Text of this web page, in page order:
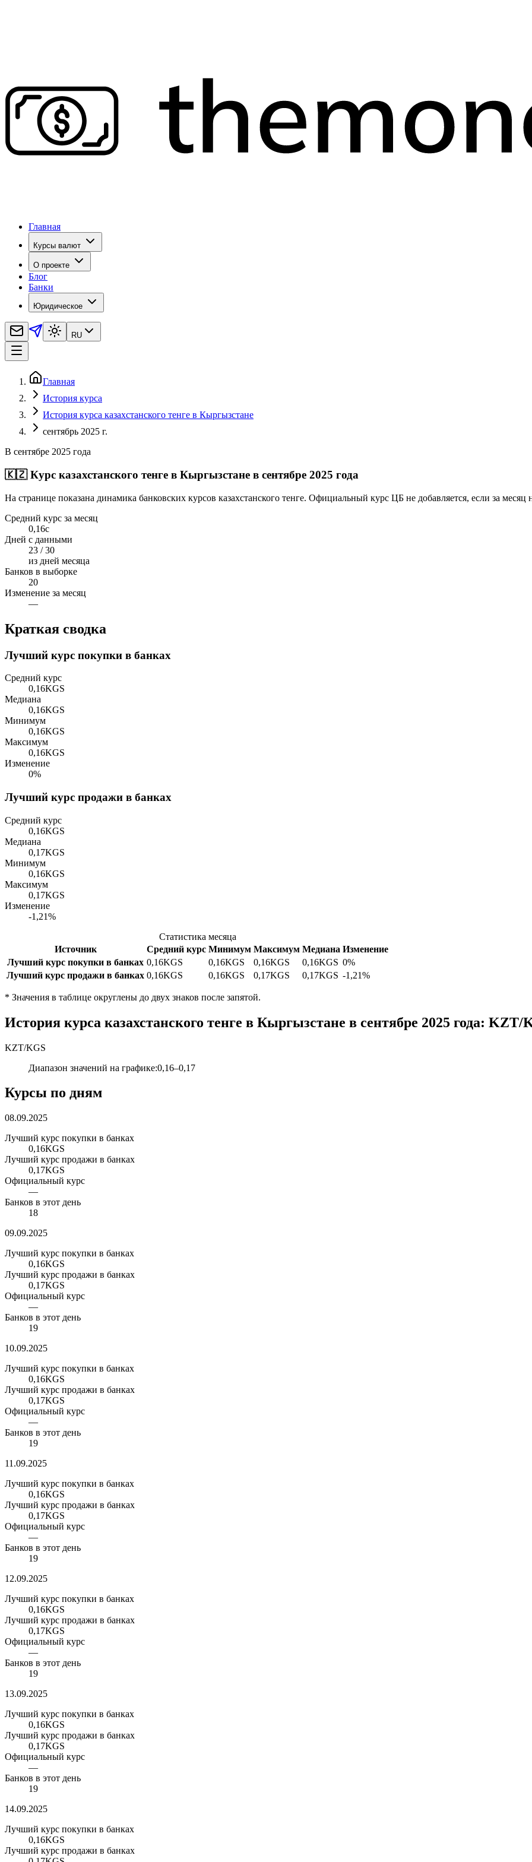
Главная
Курсы валют
О проекте
Блог
Банки
Юридическое
RU
Главная
История курса
История курса казахстанского тенге в Кыргызстане
сентябрь 2025 г.
В сентябре 2025 года
🇰🇿 Курс казахстанского тенге в Кыргызстане в сентябре 2025 года
На странице показана динамика банковских курсов казахстанского тенге. Официальный курс ЦБ не добавляется, если за
Средний курс за месяц
0,16с
Дней с данными
23 / 30
из дней месяца
Банков в выборке
20
Изменение за месяц
—
Краткая сводка
Лучший курс покупки в банках
Средний курс
0,16KGS
Медиана
0,16KGS
Минимум
0,16KGS
Максимум
0,16KGS
Изменение
0%
Лучший курс продажи в банках
Средний курс
0,16KGS
Медиана
0,17KGS
Минимум
0,16KGS
Максимум
0,17KGS
Изменение
-1,21%
Статистика месяца
Источник
Средний курс Минимум Максимум Медиана Изменение
Лучший курс покупки в банках 0,16KGS 0,16KGS 0,16KGS 0,16KGS 0%
Лучший курс продажи в банках 0,16KGS 0,16KGS 0,17KGS 0,17KGS -1,21%
* Значения в таблице округлены до двух знаков после запятой.
История курса казахстанского тенге в Кыргызстане в сентябре 2025 года: KZT/
KZT/KGS
Диапазон значений на графике:0,16–0,17
Курсы по дням
08.09.2025
Лучший курс покупки в банках
0,16KGS
Лучший курс продажи в банках
0,17KGS
Официальный курс
—
Банков в этот день
18
09.09.2025
Лучший курс покупки в банках
0,16KGS
Лучший курс продажи в банках
0,17KGS
Официальный курс
—
Банков в этот день
19
10.09.2025
Лучший курс покупки в банках
0,16KGS
Лучший курс продажи в банках
0,17KGS
Официальный курс
—
Банков в этот день
19
11.09.2025
Лучший курс покупки в банках
0,16KGS
Лучший курс продажи в банках
0,17KGS
Официальный курс
—
Банков в этот день
19
12.09.2025
Лучший курс покупки в банках
0,16KGS
Лучший курс продажи в банках
0,17KGS
Официальный курс
—
Банков в этот день
19
13.09.2025
Лучший курс покупки в банках
0,16KGS
Лучший курс продажи в банках
0,17KGS
Официальный курс
—
Банков в этот день
19
14.09.2025
Лучший курс покупки в банках
0,16KGS
Лучший курс продажи в банках